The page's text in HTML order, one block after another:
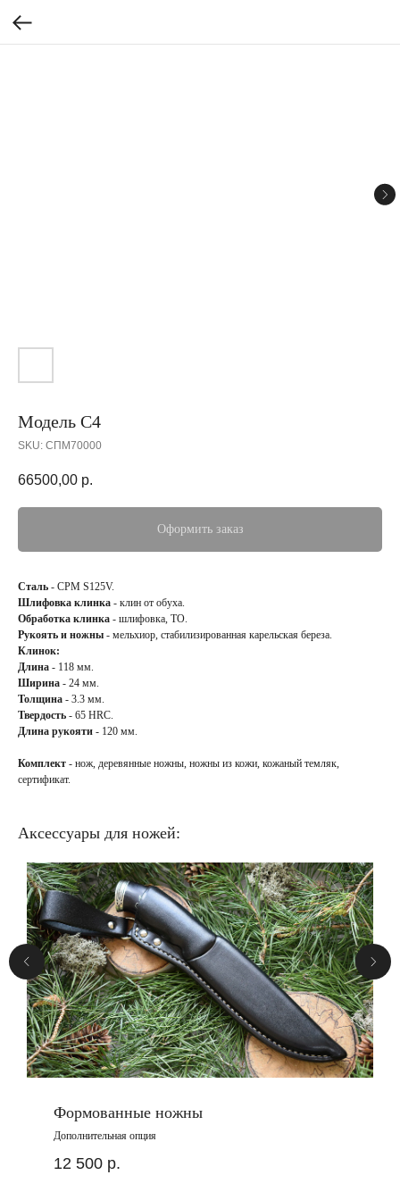
Модель С4
SKU: СПМ70000
66500,00 р.
Оформить заказ
Сталь - CPM S125V.
Шлифовка клинка - клин от обуха.
Обработка клинка - шлифовка, ТО.
Рукоять и ножны - мельхиор, стабилизированная карельская береза.
Клинок:
Длина - 118 мм.
Ширина - 24 мм.
Толщина - 3.3 мм.
Твердость - 65 HRC.
Длина рукояти - 120 мм.
Комплект - нож, деревянные ножны, ножны из кожи, кожаный темляк,
сертификат.
Аксессуары для ножей:
Формованные ножны
Дополнительная опция
12 500 р.